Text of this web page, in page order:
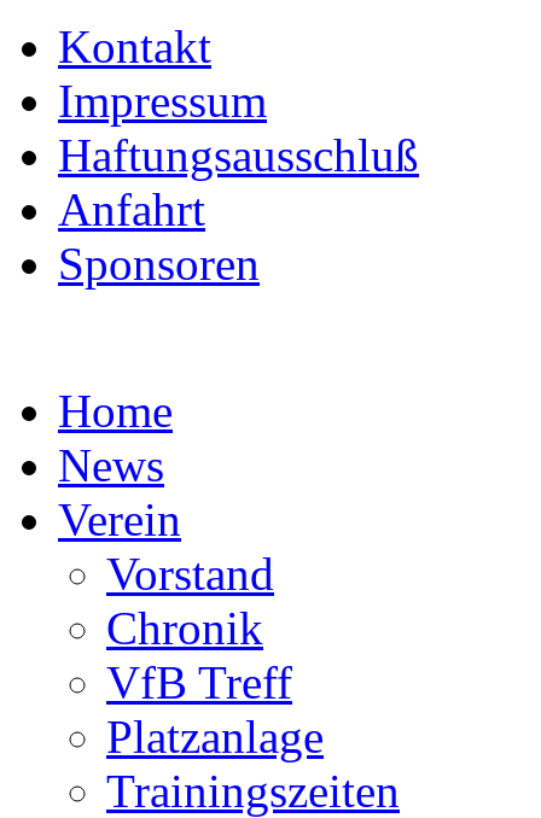
Kontakt
Impressum
Haftungsausschluß
Anfahrt
Sponsoren
Home
News
Verein
Vorstand
Chronik
VfB Treff
Platzanlage
Trainingszeiten